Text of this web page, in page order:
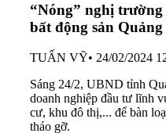
“Nóng” nghị
bất động sản Quảng
TUẤN VỸ• 24/02/2024
Sáng 24/2, UBND tỉnh
doanh nghiệp đầu tư lĩnh
cư, khu đô thị,... để bàn
tháo gỡ.